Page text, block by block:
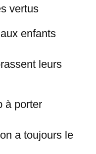
vertus
enfants
leurs
à porter
a toujours le